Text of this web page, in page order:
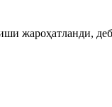
жароҳатланди,